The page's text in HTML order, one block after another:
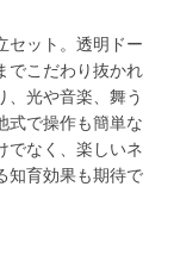
セット。透明ドー
でこだわり抜かれ
、光や音楽、舞う
式で操作も簡単な
でなく、楽しいネ
知育効果も期待で